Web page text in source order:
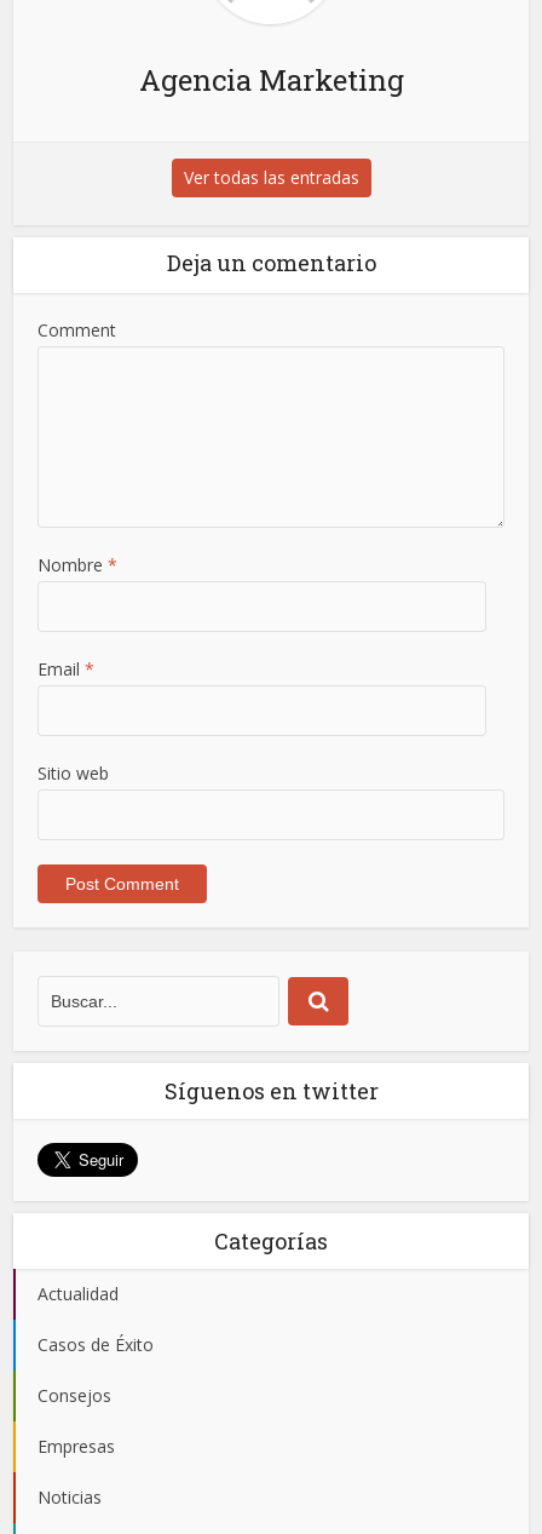
Agencia Marketing
Ver todas las entradas
Deja un comentario
Comment
Nombre *
Email *
Sitio web
Síguenos en twitter
Categorías
Actualidad
Casos de Éxito
Consejos
Empresas
Noticias